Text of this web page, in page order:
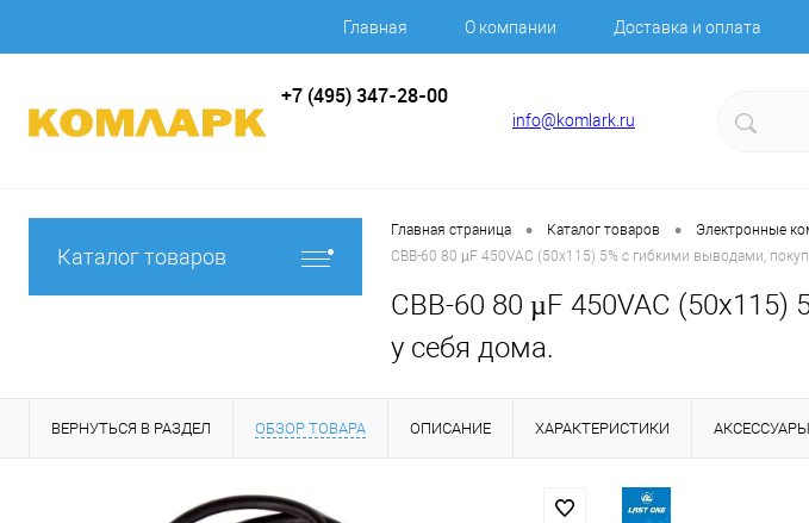
Главная О компании Доставка и оплата
+7 (495) 347-28-00
info@komlark.ru
Каталог товаров
Главная страница • Каталог товаров • Электронные
CBB-60 80 µF 450VAC (50x115) 5% с гибкими выводами,
CBB-60 80 µF 450VAC (50x115)
у себя дома.
ВЕРНУТЬСЯ В РАЗДЕЛ ОБЗОР ТОВАРА ОПИСАНИЕ ХАРАКТЕРИСТИКИ АКСЕССУАРЫ